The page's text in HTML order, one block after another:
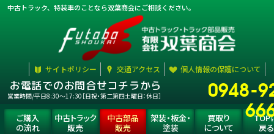
中古トラック、特装車のことなら双葉商会にご相談ください。
サイトポリシー 交通アクセス 個人情報の保護について
お電話でのお問合せコチラから
営業時間/平日8:30〜17:30［日祝・第二第四土曜日：休日］ 0948-
ご購入
の流れ
中古トラック
販売
中古部品
販売
架装・板金・
塗装
買取り
について
TOP
戻る